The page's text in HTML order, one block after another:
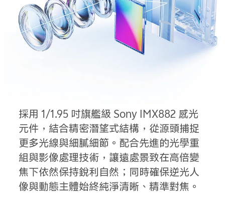
採用 1/1.95 吋旗艦級 Sony IMX882 感光
元件，結合精密潛望式結構，從源頭捕捉
更多光線與細膩細節。配合先進的光學重
組與影像處理技術，讓遠處景致在高倍變
焦下依然保持銳利自然；同時確保逆光人
像與動態主體始終純淨清晰、精準對焦。